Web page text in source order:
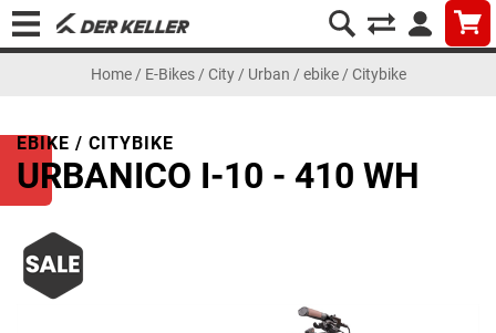
Home/ E-Bikes/ City / Urban / ebike / Citybike
EBIKE / CITYBIKE
URBANICO I-10 - 410 WH